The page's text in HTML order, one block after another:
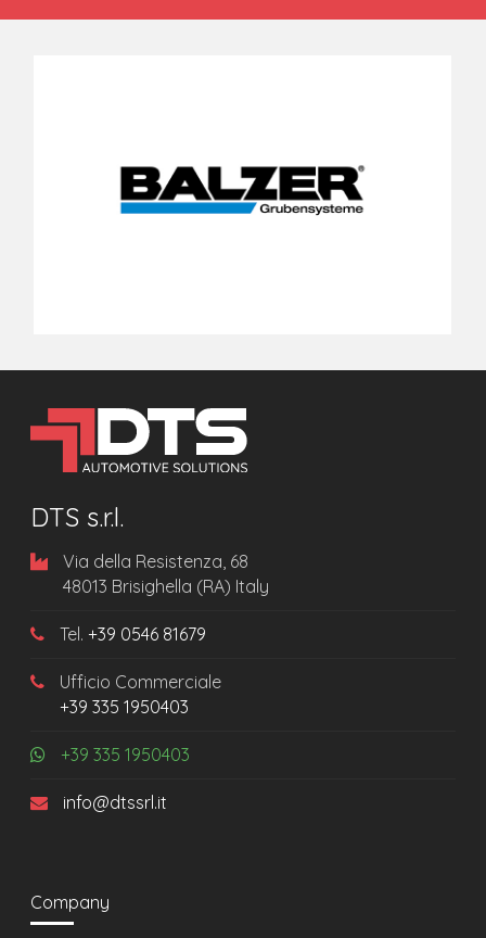
DTS s.r.l.
Via della Resistenza, 68
48013 Brisighella (RA) Italy
Tel.+39 0546 81679
Ufficio Commerciale
+39 335 1950403
+39 335 1950403
info@dtssrl.it
Company